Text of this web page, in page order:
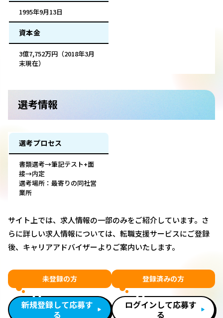
1995年9月13日
資本金
3億7,752万円（2018年3月
末現在）
選考情報
選考プロセス
書類選考→筆記テスト+面
接→内定
選考場所：最寄りの同社営
業所
サイト上では、求人情報の一部のみをご紹介しています。さ
らに詳しい求人情報については、転職支援サービスにご登録
後、キャリアアドバイザーよりご案内いたします。
未登録の方
新規登録して応募す
る
登録済みの方
ログインして応募す
る